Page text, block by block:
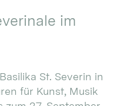
im
St. Severin in
für Kunst, Musik